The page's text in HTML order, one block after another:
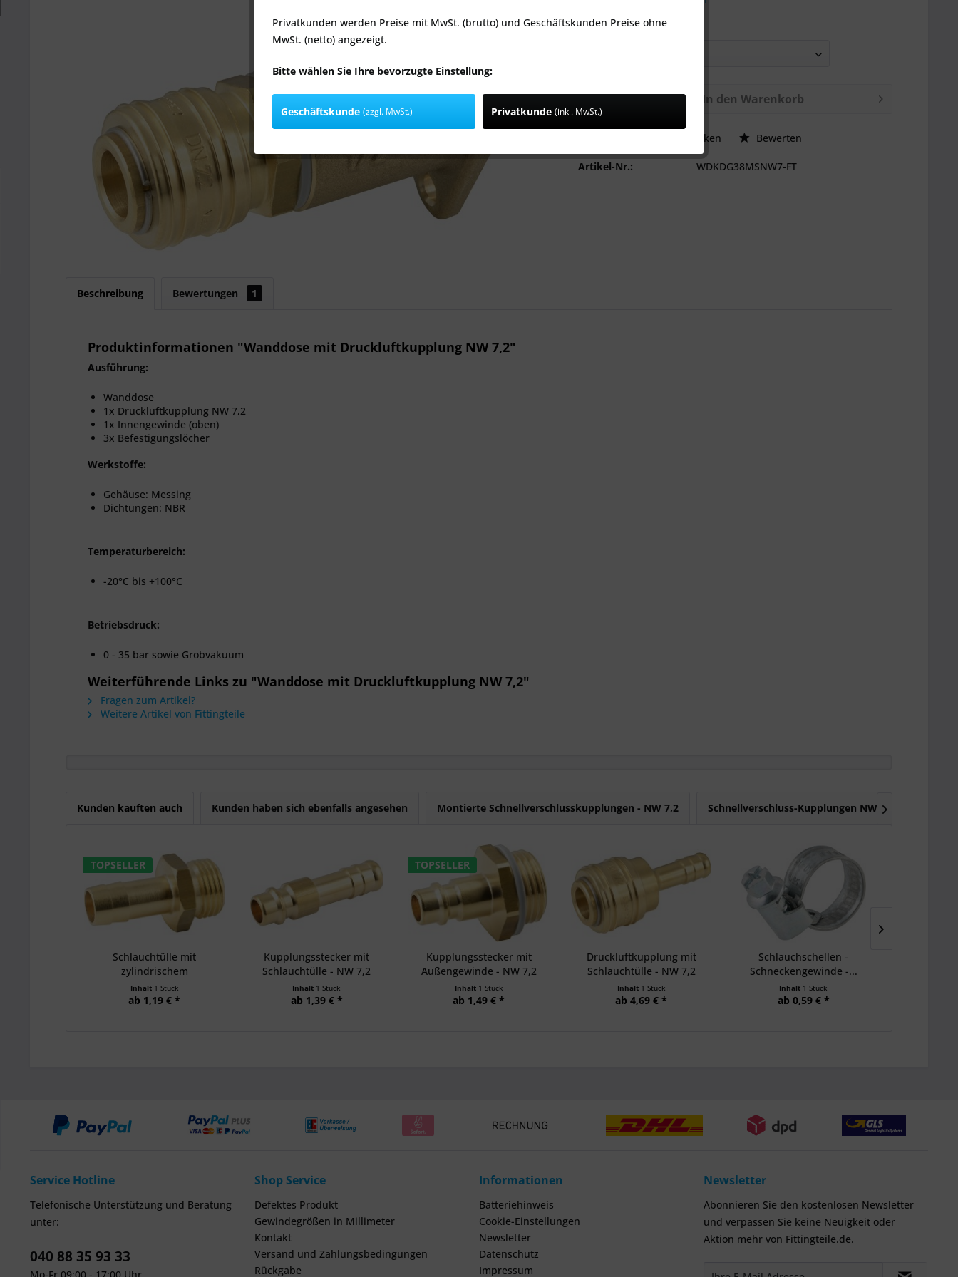
Gewindegröße:
In den Warenkorb
Merken Bewerten
Artikel-Nr.: WDKDG38MSNW7-FT
Beschreibung Bewertungen 1
Produktinformationen "Wanddose mit Druckluftkupplung NW 7,2"
Ausführung:
Wanddose
1x Druckluftkupplung NW 7,2
1x Innengewinde (oben)
3x Befestigungslöcher
Werkstoffe:
Gehäuse: Messing
Dichtungen: NBR
Temperaturbereich:
-20°C bis +100°C
Betriebsdruck:
0 - 35 bar sowie Grobvakuum
Weiterführende Links zu "Wanddose mit Druckluftkupplung NW 7,2"
Fragen zum Artikel?
Weitere Artikel von Fittingteile
Kunden kauften auch Kunden haben sich ebenfalls angesehen Montierte Schnellverschlusskupplungen - NW 7,2 Schnellverschluss-Kupplungen NW 7,2
TOPSELLER
Schlauchtülle mit
zylindrischem
Außengewinde
Inhalt 1 Stück
ab 1,19 € *
Kupplungsstecker mit
Schlauchtülle - NW 7,2
Inhalt 1 Stück
ab 1,39 € *
TOPSELLER
Kupplungsstecker mit
Außengewinde - NW 7,2
Inhalt 1 Stück
ab 1,49 € *
Druckluftkupplung mit
Schlauchtülle - NW 7,2
Inhalt 1 Stück
ab 4,69 € *
Schlauchschellen -
Schneckengewinde -...
Inhalt 1 Stück
ab 0,59 € *

Service Hotline
Telefonische Unterstützung und Beratung
unter:
040 88 35 93 33
Shop Service
Defektes Produkt
Gewindegrößen in Millimeter
Kontakt
Versand und Zahlungsbedingungen
Rückgabe
Informationen
Batteriehinweis
Cookie-Einstellungen
Newsletter
Datenschutz
Impressum
Newsletter
Abonnieren Sie den kostenlosen Newsletter
und verpassen Sie keine Neuigkeit oder
Aktion mehr von Fittingteile.de.
Privatkunden werden Preise mit MwSt. (brutto) und Geschäftskunden Preise ohne
MwSt. (netto) angezeigt.
Bitte wählen Sie Ihre bevorzugte Einstellung:
Geschäftskunde (zzgl. MwSt.) Privatkunde (inkl. MwSt.)